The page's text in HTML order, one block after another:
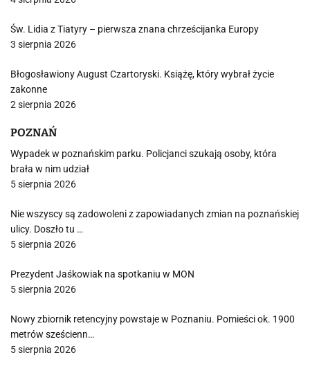
Św. Lidia z Tiatyry – pierwsza znana chrześcijanka Europy
3 sierpnia 2026
Błogosławiony August Czartoryski. Książę, który wybrał życie
zakonne
2 sierpnia 2026
POZNAŃ
Wypadek w poznańskim parku. Policjanci szukają osoby, która
brała w nim udział
5 sierpnia 2026
Nie wszyscy są zadowoleni z zapowiadanych zmian na poznańskiej
ulicy. Doszło tu …
5 sierpnia 2026
Prezydent Jaśkowiak na spotkaniu w MON
5 sierpnia 2026
Nowy zbiornik retencyjny powstaje w Poznaniu. Pomieści ok. 1900
metrów sześcienn…
5 sierpnia 2026